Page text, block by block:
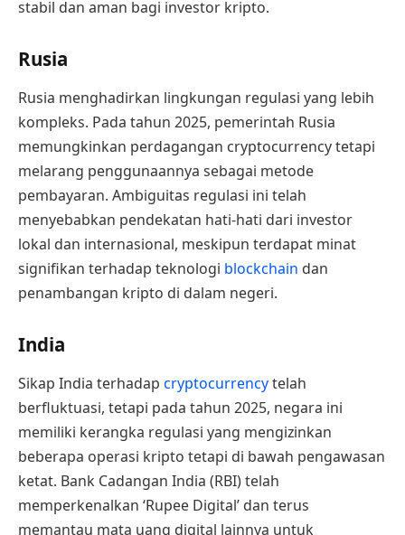
stabil dan aman bagi investor kripto.
Rusia
Rusia menghadirkan lingkungan regulasi yang lebih
kompleks. Pada tahun 2025, pemerintah Rusia
memungkinkan perdagangan cryptocurrency tetapi
melarang penggunaannya sebagai metode
pembayaran. Ambiguitas regulasi ini telah
menyebabkan pendekatan hati-hati dari investor
lokal dan internasional, meskipun terdapat minat
signifikan terhadap teknologi blockchain dan
penambangan kripto di dalam negeri.
India
Sikap India terhadap cryptocurrencytelah
berfluktuasi, tetapi pada tahun 2025, negara ini
memiliki kerangka regulasi yang mengizinkan
beberapa operasi kripto tetapi di bawah pengawasan
ketat. Bank Cadangan India (RBI) telah
memperkenalkan ‘Rupee Digital’ dan terus
memantau mata uang digital lainnya untuk